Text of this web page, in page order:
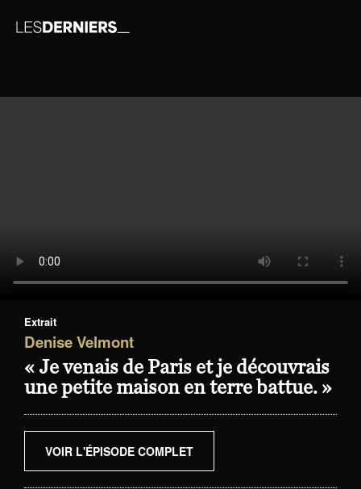
Extrait
Denise Velmont
« Je venais de Paris et je découvrais
une petite maison en terre battue. »
VOIR L'ÉPISODE COMPLET